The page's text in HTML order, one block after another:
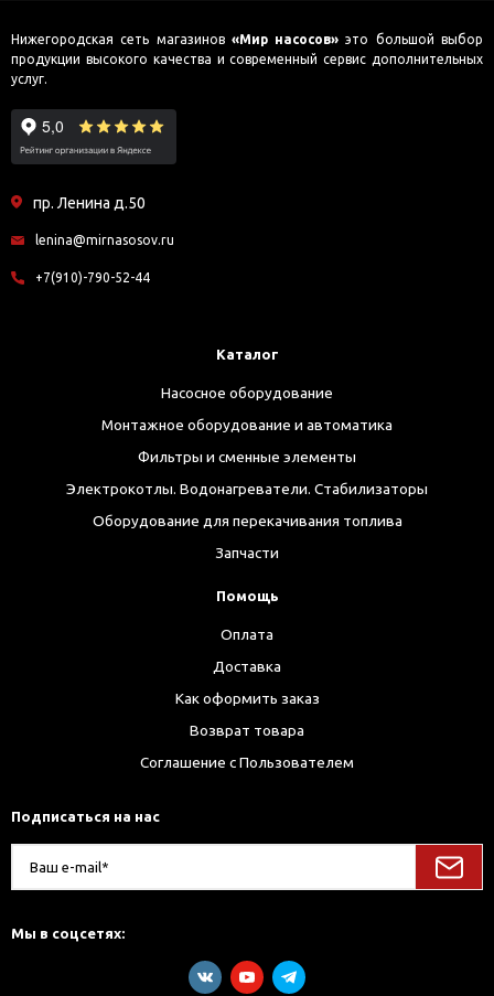
Нижегородская сеть магазинов «Мир насосов» это большой выбор
продукции высокого качества и современный сервис дополнительных
услуг.
пр. Ленина д.50
lenina@mirnasosov.ru
+7(910)-790-52-44
Каталог
Насосное оборудование
Монтажное оборудование и автоматика
Фильтры и сменные элементы
Электрокотлы. Водонагреватели. Стабилизаторы
Оборудование для перекачивания топлива
Запчасти
Помощь
Оплата
Доставка
Как оформить заказ
Возврат товара
Соглашение с Пользователем
Подписаться на нас
Мы в соцсетях: